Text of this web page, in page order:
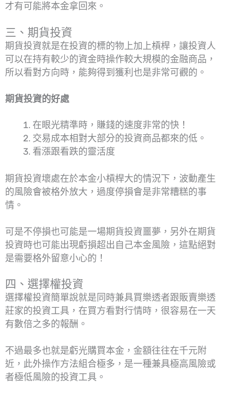
才有可能將本金拿回來。
三、期貨投資
期貨投資就是在投資的標的物上加上槓桿，讓投資人
可以在持有較少的資金時操作較大規模的金融商品，
所以看對方向時，能夠得到獲利也是非常可觀的。
期貨投資的好處
在眼光精準時，賺錢的速度非常的快！
交易成本相對大部分的投資商品都來的低。
看漲跟看跌的靈活度
期貨投資壞處在於本金小槓桿大的情況下，波動產生
的風險會被格外放大，過度停損會是非常糟糕的事
情。
可是不停損也可能是一場期貨投資噩夢，另外在期貨
投資時也可能出現虧損超出自己本金風險，這點絕對
是需要格外留意小心的！
四、選擇權投資
選擇權投資簡單說就是同時兼具買樂透者跟販賣樂透
莊家的投資工具，在買方看對行情時，很容易在一天
有數倍之多的報酬。
不過最多也就是虧光購買本金，金額往往在千元附
近，此外操作方法組合極多，是一種兼具極高風險或
者極低風險的投資工具。